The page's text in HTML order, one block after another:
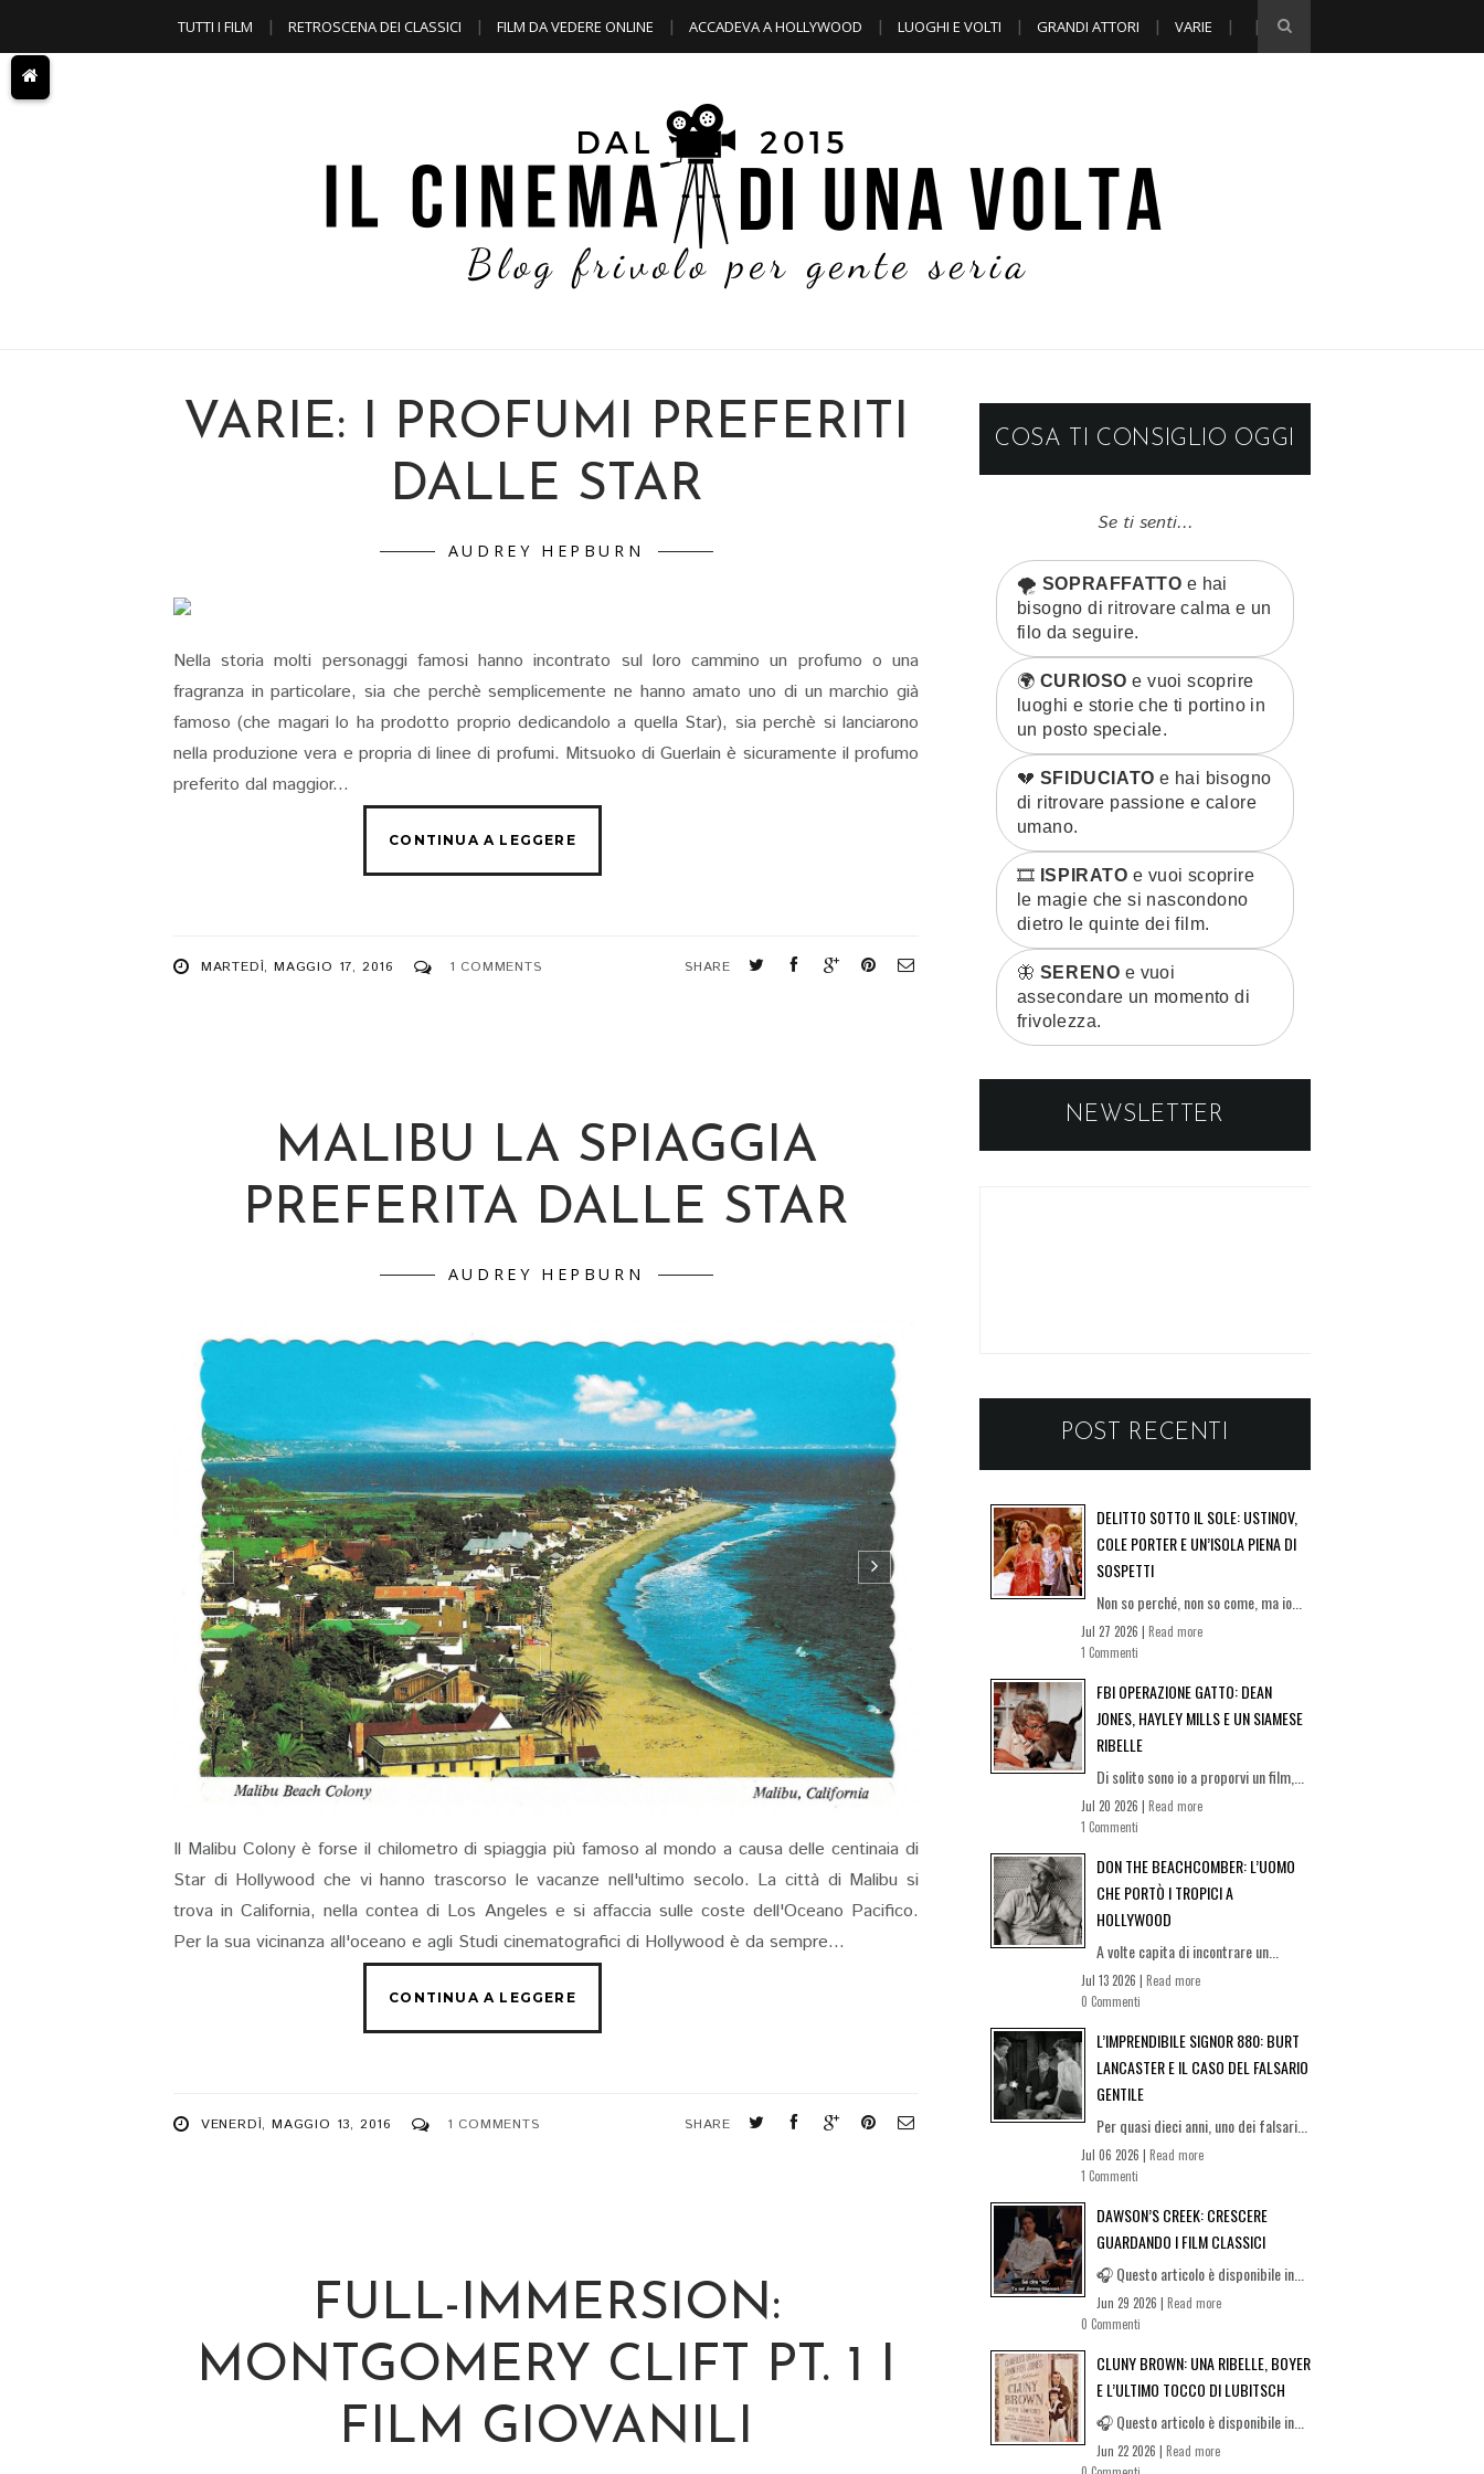
TUTTI I FILM RETROSCENA DEI CLASSICI FILM DA VEDERE ONLINE ACCADEVA A HOLLYWOOD LUOGHI E VOLTI GRANDI ATTORI VARIE
VARIE: I PROFUMI PREFERITI
DALLE STAR
AUDREY HEPBURN
Nella storia molti personaggi famosi hanno incontrato sul loro cammino un profumo o una
fragranza in particolare, sia che perchè semplicemente ne hanno amato uno di un marchio già
famoso (che magari lo ha prodotto proprio dedicandolo a quella Star), sia perchè si lanciarono
nella produzione vera e propria di linee di profumi. Mitsuoko di Guerlain è sicuramente il profumo
preferito dal maggior...
MARTEDÌ, MAGGIO 17, 2016 1 COMMENTS SHARE
MALIBU LA SPIAGGIA
PREFERITA DALLE STAR
AUDREY HEPBURN
Il Malibu Colony è forse il chilometro di spiaggia più famoso al mondo a causa delle centinaia di
Star di Hollywood che vi hanno trascorso le vacanze nell'ultimo secolo. La città di Malibu si
trova in California, nella contea di Los Angeles e si affaccia sulle coste dell'Oceano Pacifico.
Per la sua vicinanza all'oceano e agli Studi cinematografici di Hollywood è da sempre...
VENERDÌ, MAGGIO 13, 2016 1 COMMENTS SHARE
FULL-IMMERSION:
MONTGOMERY CLIFT PT. 1 I
FILM GIOVANILI
COSA TI CONSIGLIO OGGI
Se ti senti...
🌪️ SOPRAFFATTO e hai
bisogno di ritrovare calma e un
filo da seguire.
🌍 CURIOSO e vuoi scoprire
luoghi e storie che ti portino in
un posto speciale.
💔 SFIDUCIATO e hai bisogno
di ritrovare passione e calore
umano.
🎞️ ISPIRATO e vuoi scoprire
le magie che si nascondono
dietro le quinte dei film.
🦋 SERENO e vuoi
assecondare un momento di
frivolezza.
NEWSLETTER
POST RECENTI
DELITTO SOTTO IL SOLE: USTINOV,
COLE PORTER E UN’ISOLA PIENA DI
SOSPETTI
Non so perché, non so come, ma io...
Jul 27 2026 | Read more
1 Commenti
FBI OPERAZIONE GATTO: DEAN
JONES, HAYLEY MILLS E UN SIAMESE
RIBELLE
Di solito sono io a proporvi un film,...
Jul 20 2026 | Read more
1 Commenti
DON THE BEACHCOMBER: L’UOMO
CHE PORTÒ I TROPICI A
HOLLYWOOD
A volte capita di incontrare un...
Jul 13 2026 | Read more
0 Commenti
L’IMPRENDIBILE SIGNOR 880: BURT
LANCASTER E IL CASO DEL FALSARIO
GENTILE
Per quasi dieci anni, uno dei falsari...
Jul 06 2026 | Read more
1 Commenti
DAWSON’S CREEK: CRESCERE
GUARDANDO I FILM CLASSICI
🎧 Questo articolo è disponibile in...
Jun 29 2026 | Read more
0 Commenti
CLUNY BROWN: UNA RIBELLE, BOYER
E L’ULTIMO TOCCO DI LUBITSCH
🎧 Questo articolo è disponibile in...
Jun 22 2026 | Read more